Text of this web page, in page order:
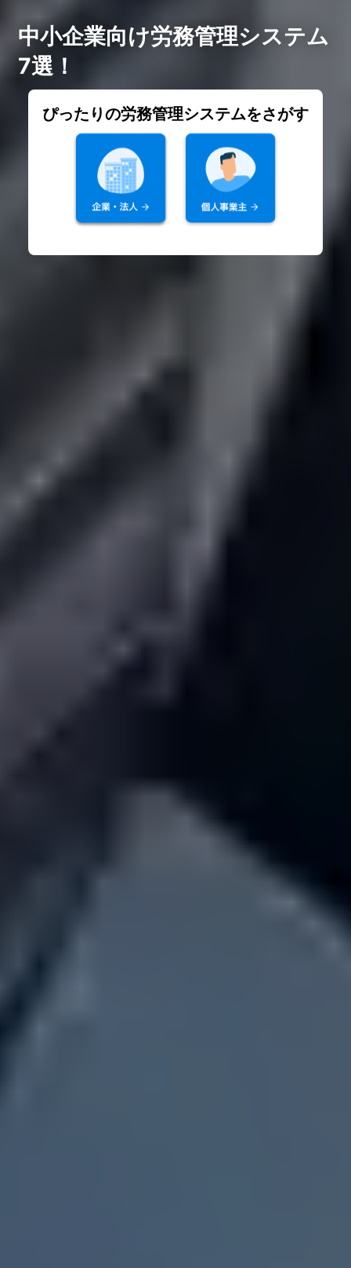
中小企業向け労務管理システム
7選！
ぴったりの労務管理システムをさがす